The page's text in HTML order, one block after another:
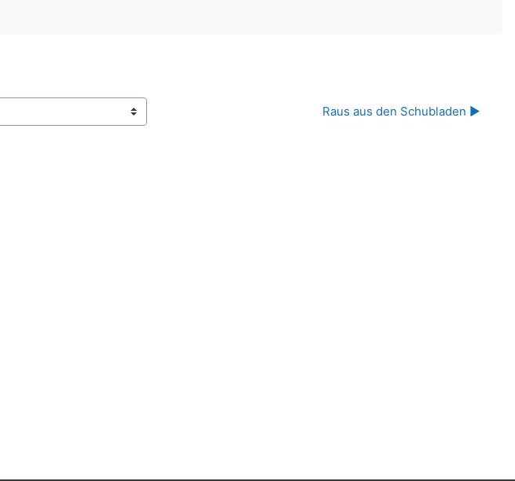
Raus aus den Schubladen ▶︎